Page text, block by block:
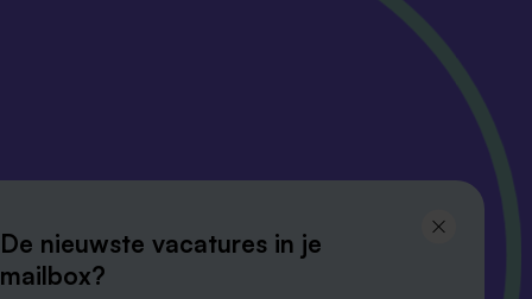
blijf op de hoogte
De nieuwste vacatures in je
mailbox?